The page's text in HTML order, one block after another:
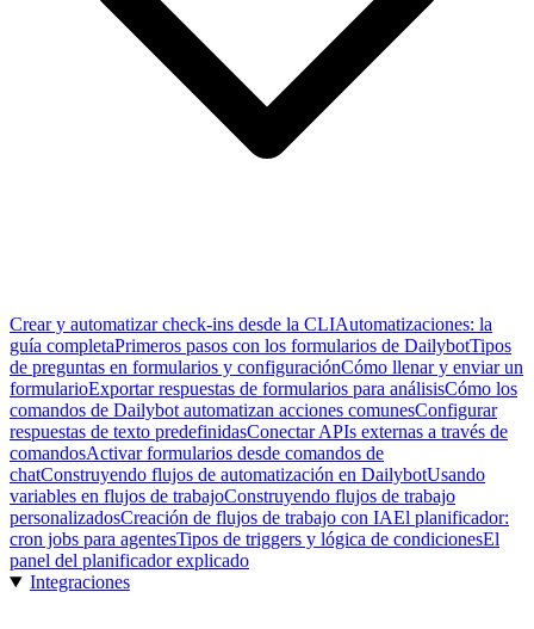
Crear y automatizar check-ins desde la CLIAutomatizaciones: la
guía completaPrimeros pasos con los formularios de DailybotTipos
de preguntas en formularios y configuraciónCómo llenar y enviar un
formularioExportar respuestas de formularios para análisisCómo los
comandos de Dailybot automatizan acciones comunesConfigurar
respuestas de texto predefinidasConectar APIs externas a través de
comandosActivar formularios desde comandos de
chatConstruyendo flujos de automatización en DailybotUsando
variables en flujos de trabajoConstruyendo flujos de trabajo
personalizadosCreación de flujos de trabajo con IAEl planificador:
cron jobs para agentesTipos de triggers y lógica de condicionesEl
panel del planificador explicado
Integraciones